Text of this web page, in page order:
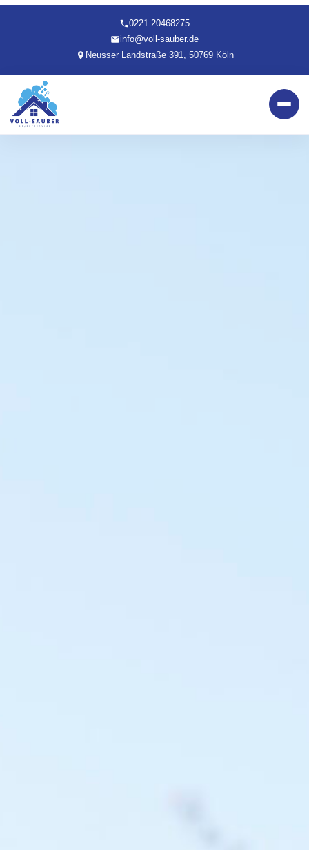
0221 20468275
info@voll-sauber.de
Neusser Landstraße 391, 50769 Köln